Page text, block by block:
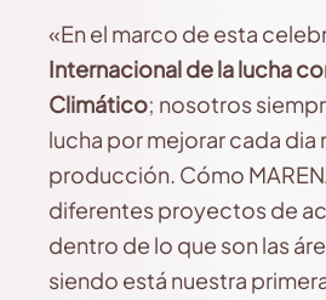
«En el marco de esta
Internacional de la lucha
Climático; nosotros
lucha por mejorar cada dia
producción. Cómo
diferentes proyectos de
dentro de lo que son las
siendo está nuestra